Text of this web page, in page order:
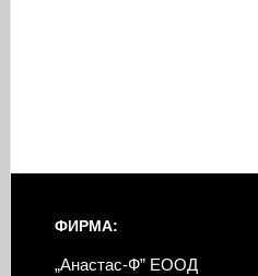
ФИРМА:
„Анастас-Ф” ЕООД